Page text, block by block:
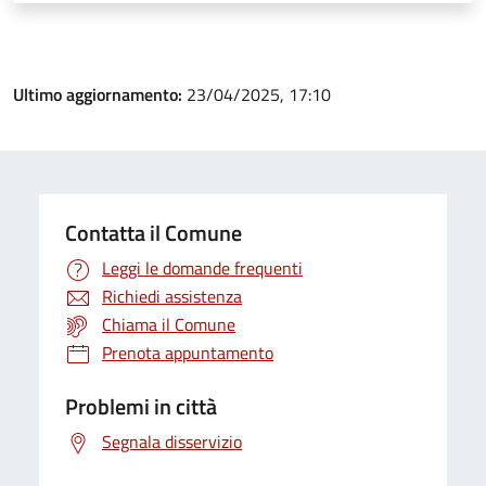
Ultimo aggiornamento: 23/04/2025, 17:10
Contatta il Comune
Leggi le domande frequenti
Richiedi assistenza
Chiama il Comune
Prenota appuntamento
Problemi in città
Segnala disservizio